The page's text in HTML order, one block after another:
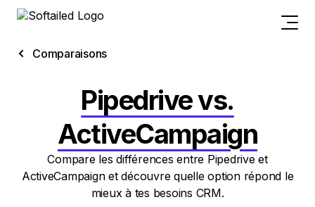
Comparaisons
Pipedrive vs.
ActiveCampaign
Compare les différences entre Pipedrive et
ActiveCampaign et découvre quelle option répond le
mieux à tes besoins CRM.